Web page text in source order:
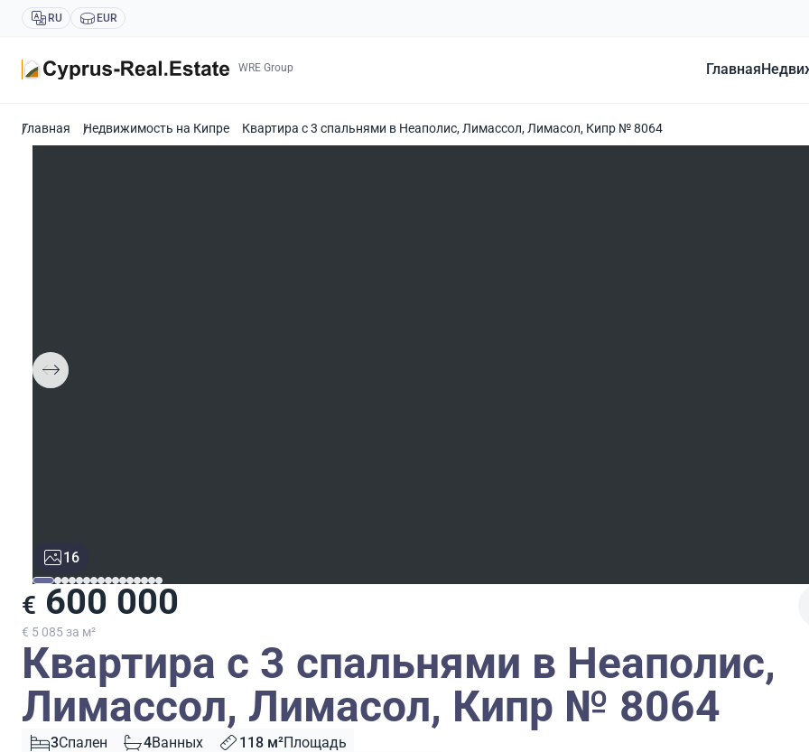
RU EUR
WRE Group Главная
Главная Недвижимость на Кипре Квартира с 3 спальнями в Неаполис, Лимассол, Лимасол, Кипр № 8064
16
€ 600 000
€ 5 085 за м²
Квартира с 3 спальнями в Неаполис,
Лимассол, Лимасол, Кипр № 8064
3Спален 4Ванных 118 м²Площадь